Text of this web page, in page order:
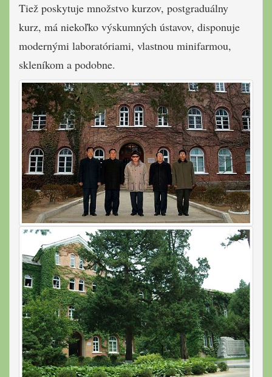
Tiež poskytuje množstvo kurzov, postgraduálny
kurz, má niekoľko výskumných ústavov, disponuje
modernými laboratóriami, vlastnou minifarmou,
skleníkom a podobne.